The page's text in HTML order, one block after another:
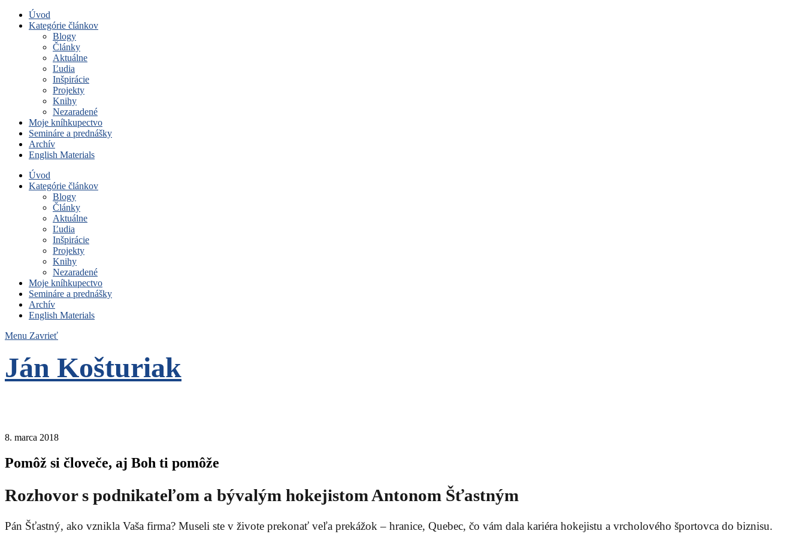
Úvod
Kategórie článkov
Blogy
Články
Aktuálne
Ľudia
Inšpirácie
Projekty
Knihy
Nezaradené
Moje kníhkupectvo
Semináre a prednášky
Archív
English Materials
Úvod
Kategórie článkov
Blogy
Články
Aktuálne
Ľudia
Inšpirácie
Projekty
Knihy
Nezaradené
Moje kníhkupectvo
Semináre a prednášky
Archív
English Materials
Menu Zavrieť
Ján Košturiak
8. marca 2018
Pomôž si človeče, aj Boh ti pomôže
Rozhovor s podnikateľom a bývalým hokejistom Antonom Šťastným
Pán Šťastný, ako vznikla Vaša firma? Museli ste v živote prekonať veľa prekážok – hranice, Quebec, čo vám dala kariéra hokejistu a vrcholového športovca do biznisu.